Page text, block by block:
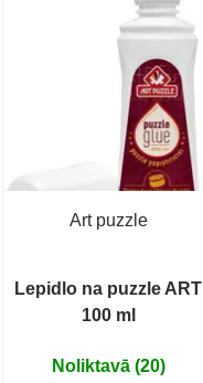
Art puzzle
Lepidlo na puzzle ART
100 ml
Noliktavā (20)